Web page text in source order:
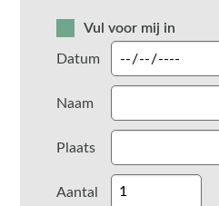
Vul voor mij in
Datum
Naam
Plaats
Aantal